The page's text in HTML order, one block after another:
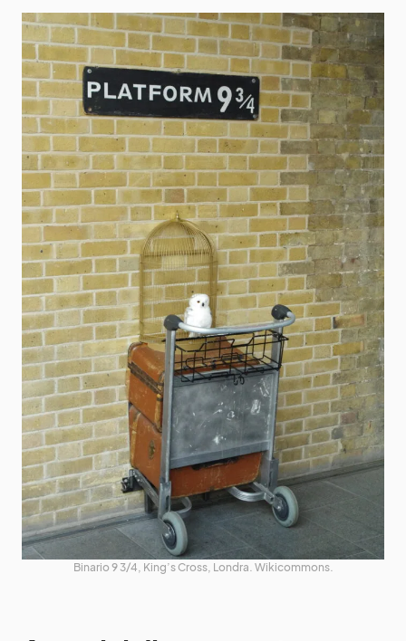
Binario 9 3/4, King’s Cross, Londra. Wikicommons.